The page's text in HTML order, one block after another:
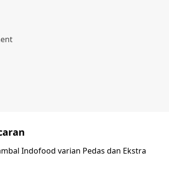
Indofood varian Pedas dan Ekstra